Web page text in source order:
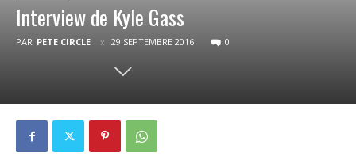
Interview de Kyle Gass
PAR PETE CIRCLE 29 SEPTEMBRE 2016 0